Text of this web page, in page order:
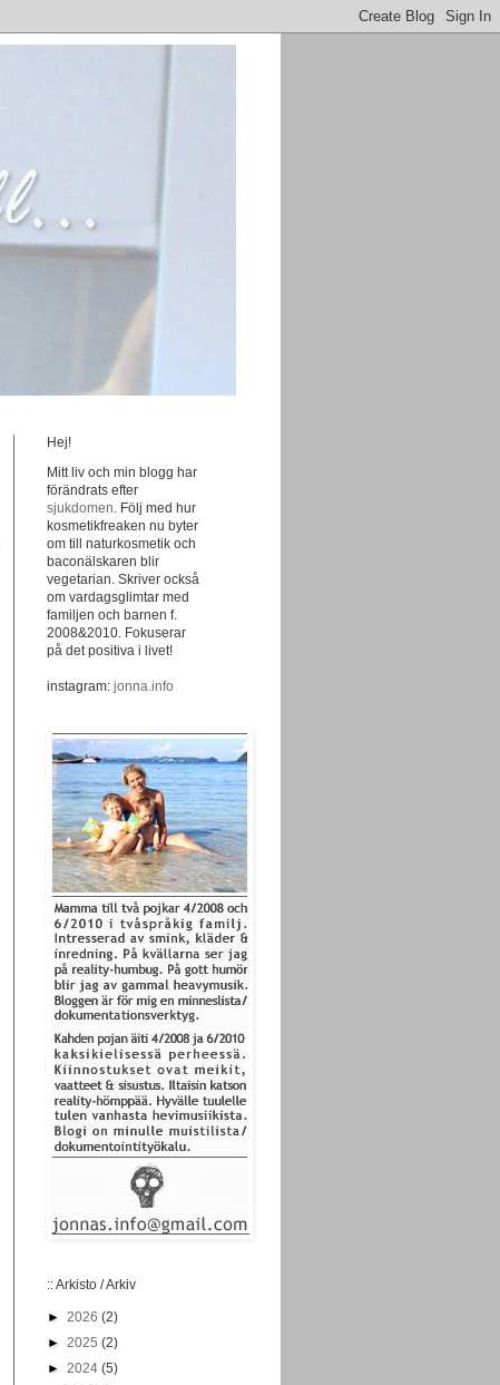
Hej!
Mitt liv och min blogg har
förändrats efter
sjukdomen. Följ med hur
kosmetikfreaken nu byter
om till naturkosmetik och
baconälskaren blir
vegetarian. Skriver också
om vardagsglimtar med
familjen och barnen f.
2008&2010. Fokuserar
på det positiva i livet!
instagram: jonna.info
:: Arkisto / Arkiv
► 2026 (2)
► 2025 (2)
► 2024 (5)